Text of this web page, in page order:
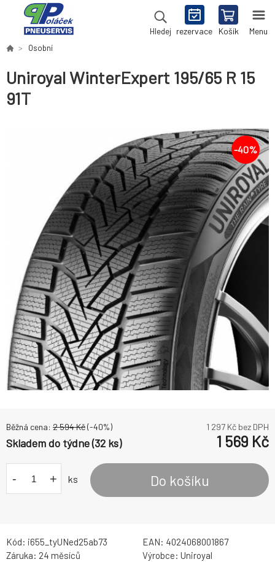
Hledej rezervace Košík Menu
Osobní
Uniroyal WinterExpert 195/65 R 15
91T
-40%
Běžná cena: 2 594Kč(-40%) 1 297 Kč bez DPH
Skladem do týdne (32 ks) 1 569 Kč
- + ks Do košíku
Kód: i655_tyUNed25ab73 EAN: 4024068001867
Záruka: 24 měsíců Výrobce: Uniroyal